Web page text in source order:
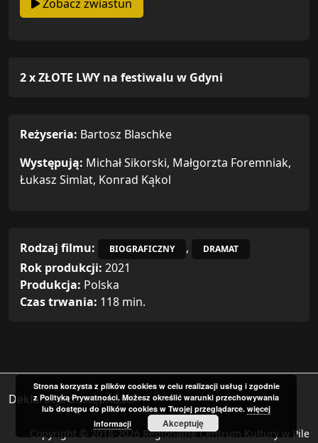
Zobacz zwiastun
2 x ZŁOTE LWY na festiwalu w Gdyni
Reżyseria: Bartosz Blaschke
Występują: Michał Sikorski, Małgorzta Foremniak,
Łukasz Simlat, Konrad Kąkol
Rodzaj filmu: BIOGRAFICZNY , DRAMAT
Rok produkcji: 2021
Produkcja: Polska
Czas trwania: 118 min.
Deklaracja dostępności
Copyright © 2018-2026 Regionalne Centrum Kultury w Pile
Strona korzysta z plików cookies w celu realizacji usług i zgodnie
z Polityką Prywatności. Możesz określić warunki przechowywania
lub dostępu do plików cookies w Twojej przeglądarce.więcej
informacji
Akceptuję